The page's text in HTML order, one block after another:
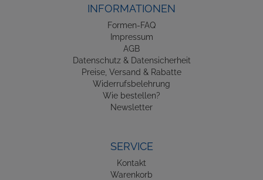
INFORMATIONEN
Formen-FAQ
Impressum
AGB
Datenschutz & Datensicherheit
Preise, Versand & Rabatte
Widerrufsbelehrung
Wie bestellen?
Newsletter
SERVICE
Kontakt
Warenkorb